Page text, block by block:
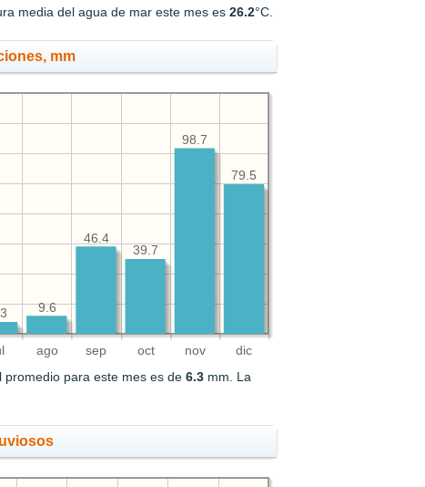
media del agua de mar este mes es26.2°C.
mm
ago sep oct nov dic
79.5
98.7
39.7
46.4
9.6
promedio para este mes es de6.3 mm. La